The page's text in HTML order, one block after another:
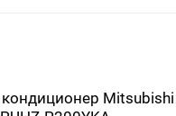
Mitsubishi